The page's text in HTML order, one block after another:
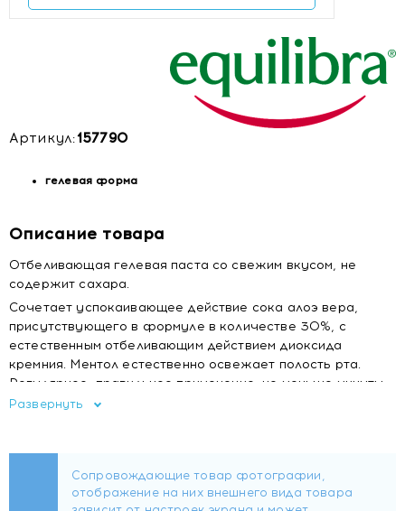
Артикул:157790
гелевая форма
Описание товара
Отбеливающая гелевая паста со свежим вкусом, не
содержит сахара.
Сочетает успокаивающее действие сока алоэ вера,
присутствующего в формуле в количестве 30%, с
естественным отбеливающим действием диоксида
кремния. Ментол естественно освежает полость рта.
Регулярное, правильное применение, не меньше минуты
при каждой чистке, помогает защитить зубы от
помогает поддерживать естественный цвет зубов и
сохранять свежее дыхание.
Развернуть